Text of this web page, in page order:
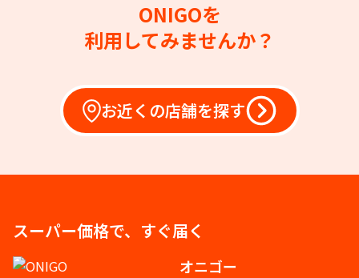
ONIGOを
利用してみませんか？
お近くの店舗を探す
スーパー価格で、すぐ届く
オニゴー